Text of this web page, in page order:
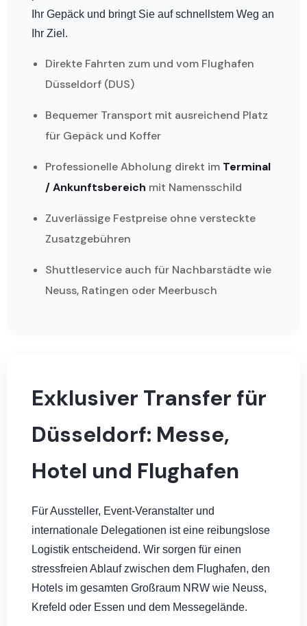
Ihr Gepäck und bringt Sie auf schnellstem Weg an
Ihr Ziel.
Direkte Fahrten zum und vom Flughafen
Düsseldorf (DUS)
Bequemer Transport mit ausreichend Platz
für Gepäck und Koffer
Professionelle Abholung direkt im Terminal
/ Ankunftsbereich mit Namensschild
Zuverlässige Festpreise ohne versteckte
Zusatzgebühren
Shuttleservice auch für Nachbarstädte wie
Neuss, Ratingen oder Meerbusch
Exklusiver Transfer für
Düsseldorf: Messe,
Hotel und Flughafen
Für Aussteller, Event-Veranstalter und
internationale Delegationen ist eine reibungslose
Logistik entscheidend. Wir sorgen für einen
stressfreien Ablauf zwischen dem Flughafen, den
Hotels im gesamten Großraum NRW wie Neuss,
Krefeld oder Essen und dem Messegelände.